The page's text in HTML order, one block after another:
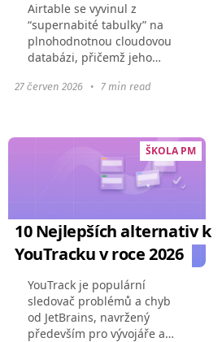
Airtable se vyvinul z
“supernabité tabulky” na
plnohodnotnou cloudovou
databázi, přičemž jeho
zvýšení cen. Mnoho firem
a...
27 červen 2026 • 7 min read
ŠKOLA PM
10 Nejlepších alternativ k
YouTracku v roce 2026
YouTrack je populární
sledovač problémů a chyb
od JetBrains, navržený
především pro vývojáře a